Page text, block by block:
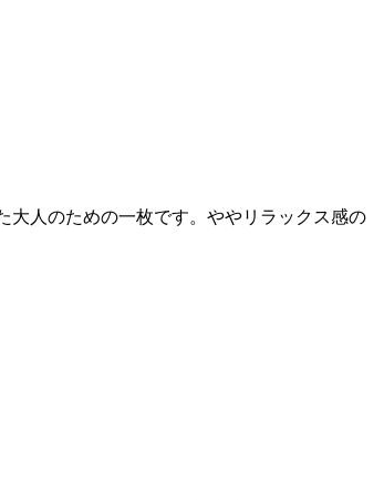
大人のための一枚です。ややリラックス感の